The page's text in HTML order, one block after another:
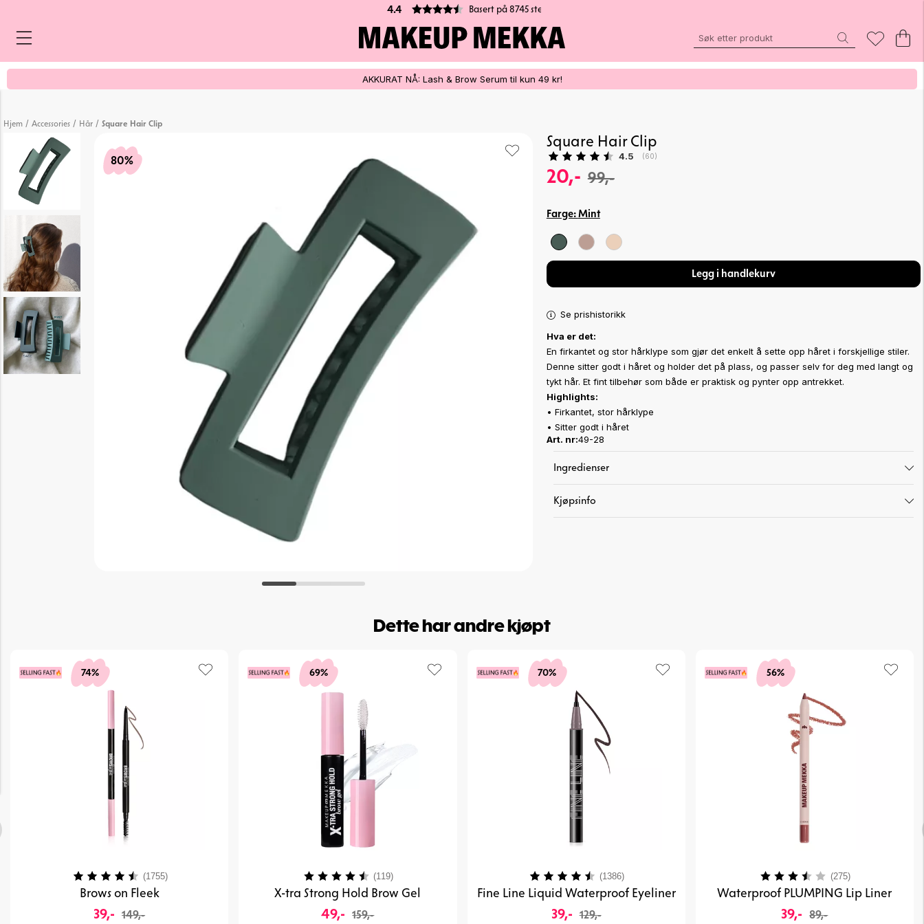
4.4 Basert på 8745 stemmer
AKKURAT NÅ: Lash & Brow Serum til kun 49 kr!
Hjem / Accessories / Hår / Square Hair Clip
80%
Square Hair Clip
Gjennomsnittskarakter:
4.5 (stemmer:
60)
20,- 99,-
Farge:Mint
Legg i handlekurv
Se prishistorikk
Hva er det:
En firkantet og stor hårklype som gjør det enkelt å sette opp håret i forskjellige stiler.
Denne sitter godt i håret og holder det på plass, og passer selv for deg med langt og
tykt hår. Et fint tilbehør som både er praktisk og pynter opp antrekket.
Highlights:
• Firkantet, stor hårklype
• Sitter godt i håret
Art. nr:49-28
Ingredienser
Kjøpsinfo
Dette har andre kjøpt
74%
Brows on Fleek
39,- 149,-
Karakter: (1755)4.1 av 5 mulige
69%
X-tra Strong Hold Brow Gel
49,- 159,-
Karakter: (119)
70%
Fine Line Liquid Waterproof Eyeliner
39,- 129,-
Karakter: (1386)
56%
Waterproof PLUMPING Lip Liner
39,- 89,-
Karakter: (275)3.7 av 5 mulige